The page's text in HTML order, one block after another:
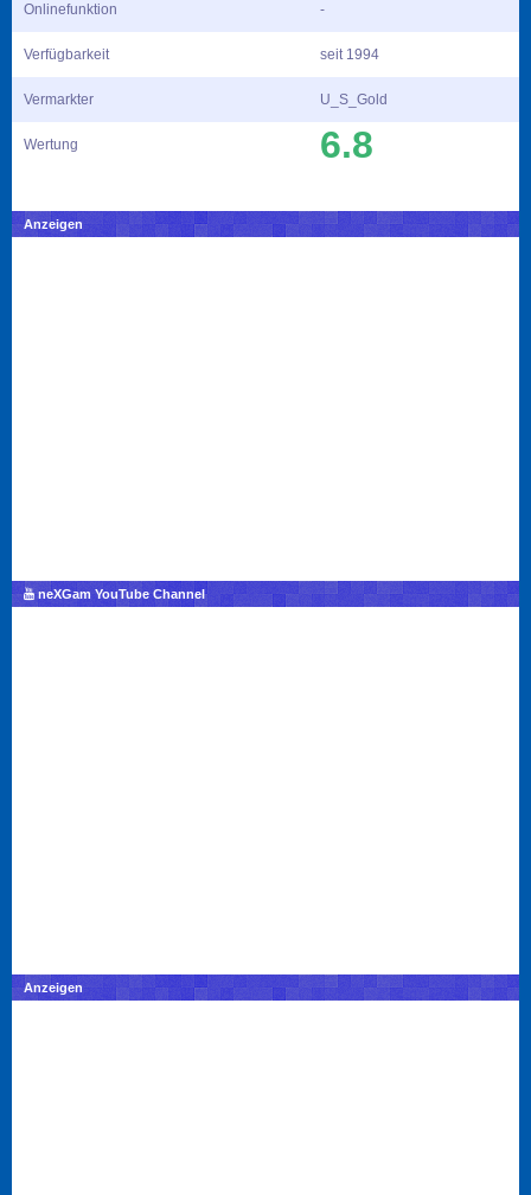
Onlinefunktion -
Verfügbarkeit seit 1994
Vermarkter U_S_Gold
Wertung 6.8
Anzeigen
neXGam YouTube Channel
Anzeigen